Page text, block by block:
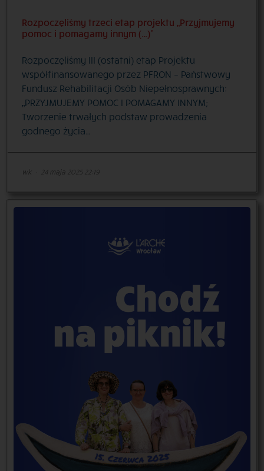
Rozpoczęliśmy trzeci etap projektu „Przyjmujemy
pomoc i pomagamy innym (…)”
Rozpoczęliśmy III (ostatni) etap Projektu
współfinansowanego przez PFRON – Państwowy
Fundusz Rehabilitacji Osób Niepełnosprawnych:
„PRZYJMUJEMY POMOC I POMAGAMY INNYM;
Tworzenie trwałych podstaw prowadzenia
godnego życia…
wk 24 maja 2025 22:19